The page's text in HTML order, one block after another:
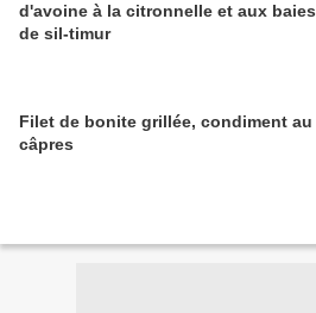
d'avoine à la citronnelle et aux baies
de sil-timur
Filet de bonite grillée, condiment au
câpres